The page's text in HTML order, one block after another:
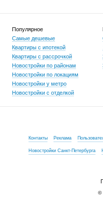
Популярное
Самые дешевые
Квартиры с ипотекой
Квартиры с рассрочкой
Новостройки по районам
Новостройки по локациям
Новостройки у метро
Новостройки с отделкой
Контакты Реклама
Новостройки Санкт-Петербурга
©